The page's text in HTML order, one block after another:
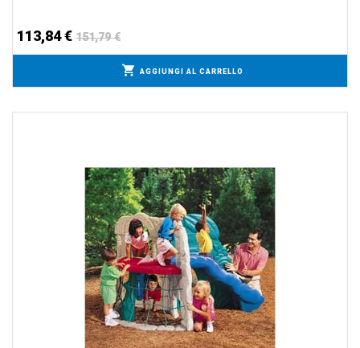
113,84 € 151,79 €
AGGIUNGI AL CARRELLO